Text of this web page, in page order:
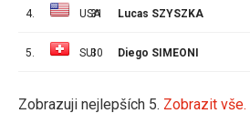
4. USA
31 Lucas SZYSZKA
5. SUI30 Diego SIMEONI
Zobrazuji nejlepších 5. Zobrazit vše.